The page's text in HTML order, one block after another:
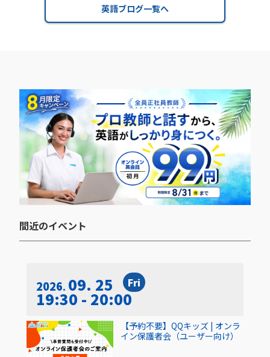
英語ブログ一覧へ
間近のイベント​
2026 09. 25 Fri
19:30 - 20:00
【予約不要】QQキッズ | オンラ
イン保護者会（ユーザー向け）